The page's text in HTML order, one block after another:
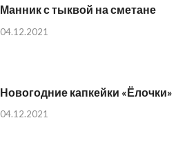
Манник с тыквой на сметане
04.12.2021
Новогодние капкейки «Ёлочки»
04.12.2021